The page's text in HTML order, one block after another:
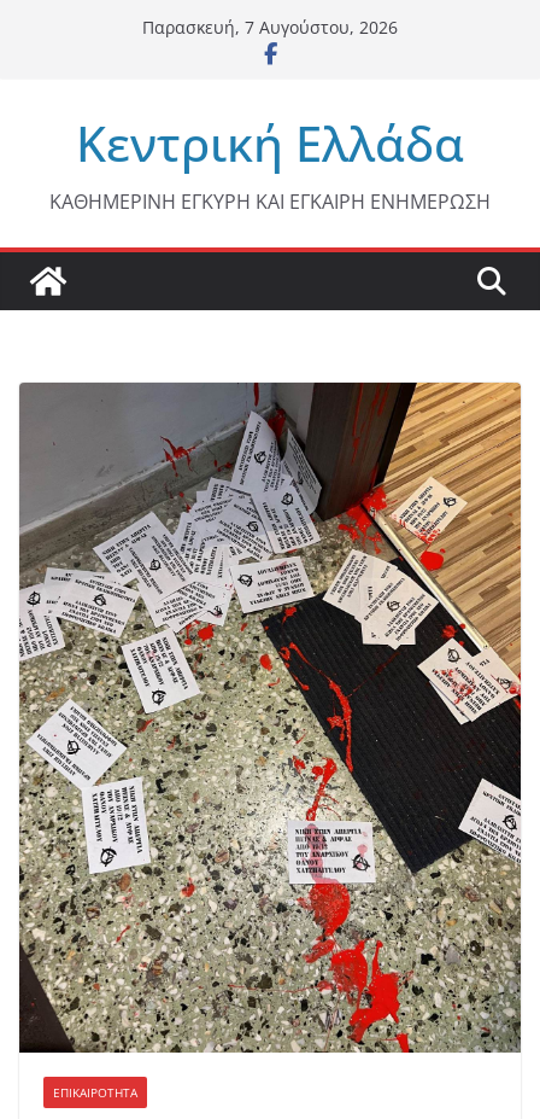
Παρασκευή, 7 Αυγούστου, 2026
Κεντρική Ελλάδα
ΚΑΘΗΜΕΡΙΝΗ ΕΓΚΥΡΗ ΚΑΙ ΕΓΚΑΙΡΗ ΕΝΗΜΕΡΩΣΗ
ΕΠΙΚΑΙΡΟΤΗΤΑ